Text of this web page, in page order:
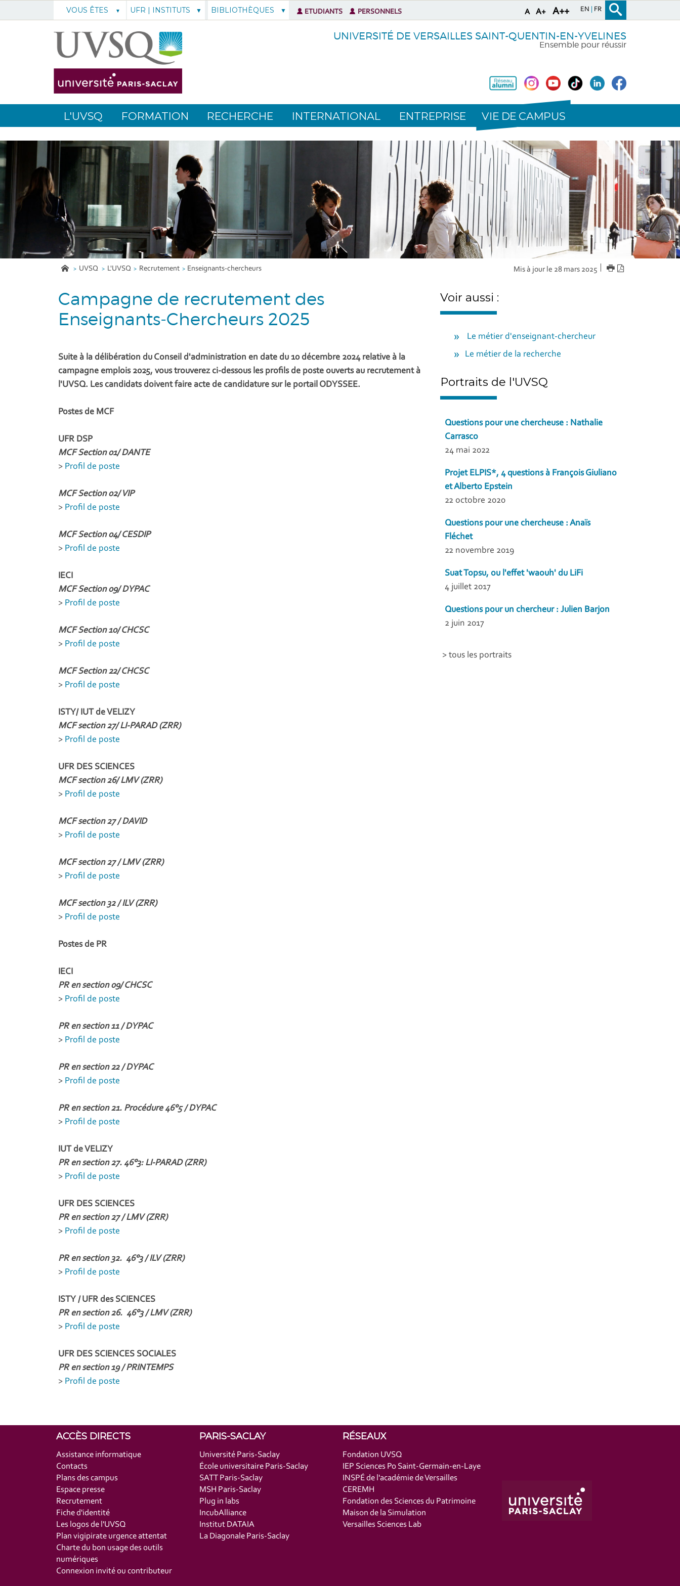
A A+ A++ EN FR
VOUS ÊTES
UNIVERSITÉ DE VERSAILLES SAINT-QUENTIN-EN-YVELINES
Ensemble pour réussir
L'UVSQ FORMATION RECHERCHE INTERNATIONAL ENTREPRISE VIE DE CAMPUS
UVSQ L'UVSQ Recrutement Enseignants-chercheurs Mis à jour le 28 mars 2025 IMPRIMER
Campagne de recrutement des
Enseignants-Chercheurs 2025
Suite à la délibération du Conseil d'administration en date du 10 décembre 2024 relative à la
campagne emplois 2025, vous trouverez ci-dessous les profils de poste ouverts au recrutement à
l'UVSQ. Les candidats doivent faire acte de candidature sur le portail ODYSSEE.
Postes de MCF
UFR DSP
MCF Section 01/ DANTE
> Profil de poste
MCF Section 02/ VIP
> Profil de poste
MCF Section 04/ CESDIP
> Profil de poste
IECI
MCF Section 09/ DYPAC
> Profil de poste
MCF Section 10/ CHCSC
> Profil de poste
MCF Section 22/ CHCSC
> Profil de poste
ISTY/ IUT de VELIZY
MCF section 27/ LI-PARAD (ZRR)
> Profil de poste
UFR DES SCIENCES
MCF section 26/ LMV (ZRR)
> Profil de poste
MCF section 27 / DAVID
> Profil de poste
MCF section 27 / LMV (ZRR)
> Profil de poste
MCF section 32 / ILV (ZRR)
> Profil de poste
Postes de PR
IECI
PR en section 09/ CHCSC
> Profil de poste
PR en section 11 / DYPAC
> Profil de poste
PR en section 22 / DYPAC
> Profil de poste
PR en section 21. Procédure 46°5 / DYPAC
> Profil de poste
IUT de VELIZY
PR en section 27. 46°3: LI-PARAD (ZRR)
> Profil de poste
UFR DES SCIENCES
PR en section 27 / LMV (ZRR)
> Profil de poste
PR en section 32. 46°3 / ILV (ZRR)
> Profil de poste
ISTY / UFR des SCIENCES
PR en section 26. 46°3 / LMV (ZRR)
> Profil de poste
UFR DES SCIENCES SOCIALES
PR en section 19 / PRINTEMPS
> Profil de poste
Voir aussi :
Le métier d'enseignant-chercheur
Le métier de la recherche
Portraits de l'UVSQ
Questions pour une chercheuse : Nathalie
Carrasco
24 mai 2022
Projet ELPIS*, 4 questions à François Giuliano
et Alberto Epstein
22 octobre 2020
Questions pour une chercheuse : Anaïs
Fléchet
22 novembre 2019
Suat Topsu, ou l'effet 'waouh' du LiFi
4 juillet 2017
Questions pour un chercheur : Julien Barjon
2 juin 2017
> tous les portraits
UFR | INSTITUTS BIBLIOTHÈQUES ETUDIANTS PERSONNELS
ACCÈS DIRECTS
Assistance informatique
Contacts
Plans des campus
Espace presse
Recrutement
Fiche d'identité
Les logos de l'UVSQ
Plan vigipirate urgence attentat
Charte du bon usage des outils
numériques
Connexion invité ou contributeur
PARIS-SACLAY
Université Paris-Saclay
École universitaire Paris-Saclay
SATT Paris-Saclay
MSH Paris-Saclay
Plug in labs
IncubAlliance
Institut DATAIA
La Diagonale Paris-Saclay
RÉSEAUX
Fondation UVSQ
IEP Sciences Po Saint-Germain-en-Laye
INSPÉ de l'académie de Versailles
CEREMH
Fondation des Sciences du Patrimoine
Maison de la Simulation
Versailles Sciences Lab